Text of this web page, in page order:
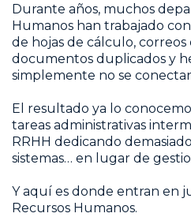
Durante años, muchos
Humanos han trabajado
de hojas de cálculo, correos
documentos duplicados y
simplemente no se
El resultado ya lo
tareas administrativas
RRHH dedicando
sistemas… en lugar de
Y aquí es donde entran en
Recursos Humanos.